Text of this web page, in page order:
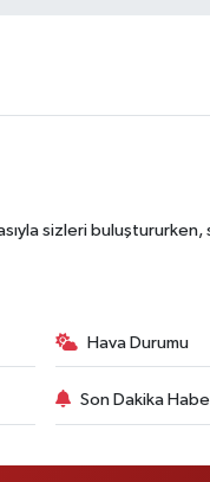
sizleri
Hava Durumu
Son Dakika